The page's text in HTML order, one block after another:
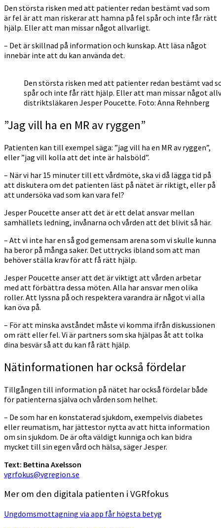
Den största risken med att patienter redan bestämt vad som
är fel är att man riskerar att hamna på fel spår och inte får rätt
hjälp. Eller att man missar något allvarligt.
– Det är skillnad på information och kunskap. Att läsa något
innebär inte att du kan använda det.
Den största risken med att patienter redan bestämt vad
spår och inte får rätt hjälp. Eller att man missar något
distriktsläkaren Jesper Poucette. Foto: Anna Rehnberg
”Jag vill ha en MR av ryggen”
Patienten kan till exempel säga: ”jag vill ha en MR av ryggen”,
eller ”jag vill kolla att det inte är halsböld”.
– När vi har 15 minuter till ett vårdmöte, ska vi då lägga tid på
att diskutera om det patienten läst på nätet är riktigt, eller på
att undersöka vad som kan vara fel?
Jesper Poucette anser att det är ett delat ansvar mellan
samhällets ledning, invånarna och vården att det blivit så här.
– Att vi inte har en så god gemensam arena som vi skulle kunna
ha beror på många saker. Det uttrycks ibland som att man
behöver ställa krav för att få rätt hjälp.
Jesper Poucette anser att det är viktigt att vården arbetar
med att förbättra dessa möten. Alla har ansvar men olika
roller. Att lyssna på och respektera varandra är något vi alla
kan öva på.
– För att minska avståndet måste vi komma ifrån diskussionen
om rätt eller fel. Vi är partners som ska hjälpas åt att tolka
dina besvär så att du kan få rätt hjälp.
Nätinformationen har också fördelar
Tillgången till information på nätet har också fördelar både
för patienterna själva och vården som helhet.
– De som har en konstaterad sjukdom, exempelvis diabetes
eller reumatism, har jättestor nytta av att hitta information
om sin sjukdom. De är ofta väldigt kunniga och kan bidra
mycket till sin egen vård och hälsa, säger Jesper.
Text: Bettina Axelsson
vgrfokus@vgregion.se
Mer om den digitala patienten i VGRfokus
Ungdomsmottagning via app får högsta betyg